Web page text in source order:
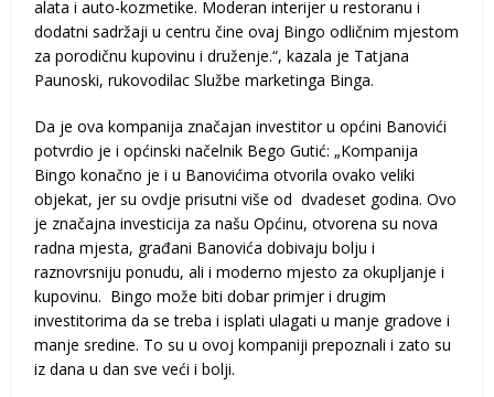
alata i auto-kozmetike. Moderan interijer u restoranu i
dodatni sadržaji u centru čine ovaj Bingo odličnim mjestom
za porodičnu kupovinu i druženje.“, kazala je Tatjana
Paunoski, rukovodilac Službe marketinga Binga.
Da je ova kompanija značajan investitor u općini Banovići
potvrdio je i općinski načelnik Bego Gutić: „Kompanija
Bingo konačno je i u Banovićima otvorila ovako veliki
objekat, jer su ovdje prisutni više od dvadeset godina. Ovo
je značajna investicija za našu Općinu, otvorena su nova
radna mjesta, građani Banovića dobivaju bolju i
raznovrsniju ponudu, ali i moderno mjesto za okupljanje i
kupovinu. Bingo može biti dobar primjer i drugim
investitorima da se treba i isplati ulagati u manje gradove i
manje sredine. To su u ovoj kompaniji prepoznali i zato su
iz dana u dan sve veći i bolji.